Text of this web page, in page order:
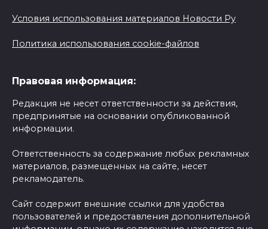
Условия использования материалов Новости Ру
Политика использования cookie-файлов
Правовая информация:
Редакция не несет ответственности за действия,
предпринятые на основании опубликованной
информации.
Ответственность за содержание любых рекламных
материалов, размещенных на сайте, несет
рекламодатель.
Сайт содержит внешние ссылки для удобства
пользователей и предоставления дополнительной